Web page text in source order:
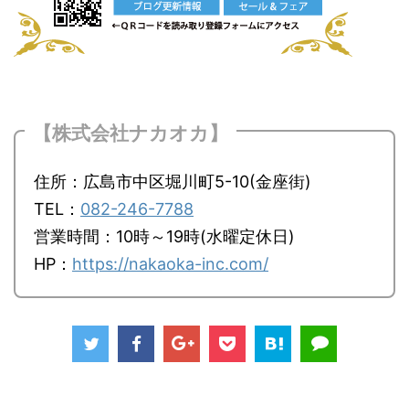
【株式会社ナカオカ】
住所：広島市中区堀川町5-10(金座街)
TEL： 082-246-7788
営業時間：10時～19時(水曜定休日)
HP： https://nakaoka-inc.com/